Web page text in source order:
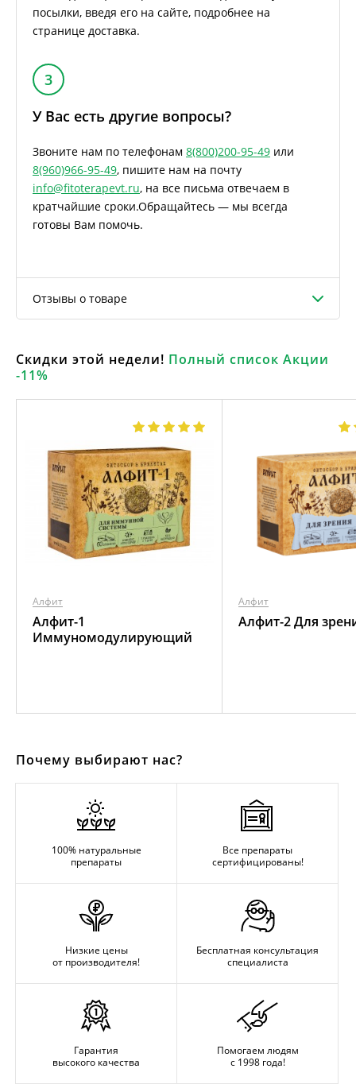
посылки, введя его на сайте, подробнее на
странице доставка.
3
У Вас есть другие вопросы?
Звоните нам по телефонам 8(800)200-95-49 или
8(960)966-95-49, пишите нам на почту
info@fitoterapevt.ru, на все письма отвечаем в
кратчайшие сроки.Обращайтесь — мы всегда
готовы Вам помочь.
Отзывы о товаре
Скидки этой недели! Полный список Акции
-11%
Алфит
Алфит-1
Иммуномодулирующий
Алфит
Алфит-2 Для
Почему выбирают нас?
100% натуральные
препараты
Все препараты
сертифицированы!
Низкие цены
от производителя!
Бесплатная консультация
специалиста
Гарантия
высокого качества
Помогаем людям
с 1998 года!